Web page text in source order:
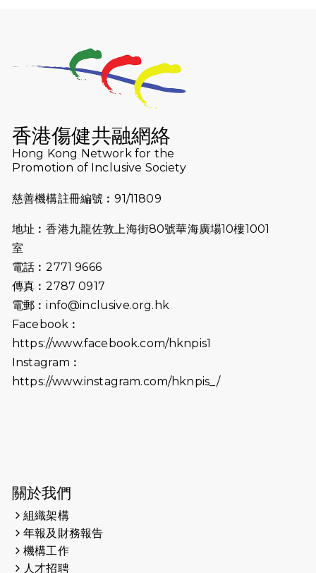
2026-07-23
猛龍長跑隊恆常練習 - 7月23日
（19:00開始）
猛龍長跑隊恆常練習 - 7月16日
2026-07-10
【猛龍戈壁118公里分享暨香港傷健共
融網絡15周年晚宴】
2026-07-09
猛龍長跑隊恆常練習 - 7月9日（19:00
2026-07-02
2026-06-25
（19:00開始）
2026-06-18
猛龍長跑隊恆常練習 - 6月18日
2026-06-11
猛龍長跑隊恆常練習 - 6月11日（19:00
2026-05-28
2026-05-22
2026-05-21
香港傷健共融網絡
Hong Kong Network for the
Promotion of Inclusive Society
慈善機構註冊編號︰91/11809
地址︰香港九龍佐敦上海街80號華海廣場10樓1001
室
電話︰2771 9666
傳真︰2787 0917
電郵︰info@inclusive.org.hk
Facebook︰
https://www.facebook.com/hknpis1
Instagram︰
https://www.instagram.com/hknpis_/
關於我們
組織架構
年報及財務報告
機構工作
人才招聘